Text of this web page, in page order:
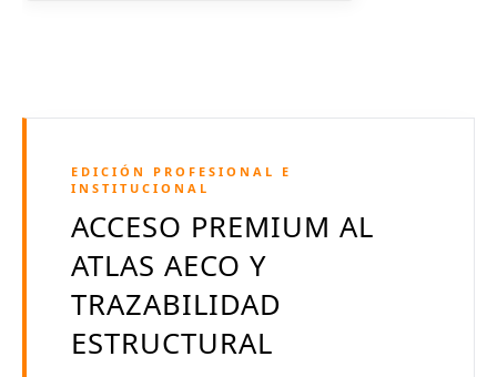
Richard Meier
Aldo Rossi
Toyo Ito
Jacques Herzog
Rem Koolhaas
EDICIÓN PROFESIONAL E
INSTITUCIONAL
ACCESO PREMIUM AL
ATLAS AECO Y
TRAZABILIDAD
ESTRUCTURAL